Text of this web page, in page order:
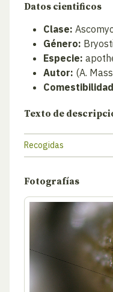
Datos cientificos
Clase:
Género:
Especie:
Autor: (A.
Texto de
Recogidas
Fotografías